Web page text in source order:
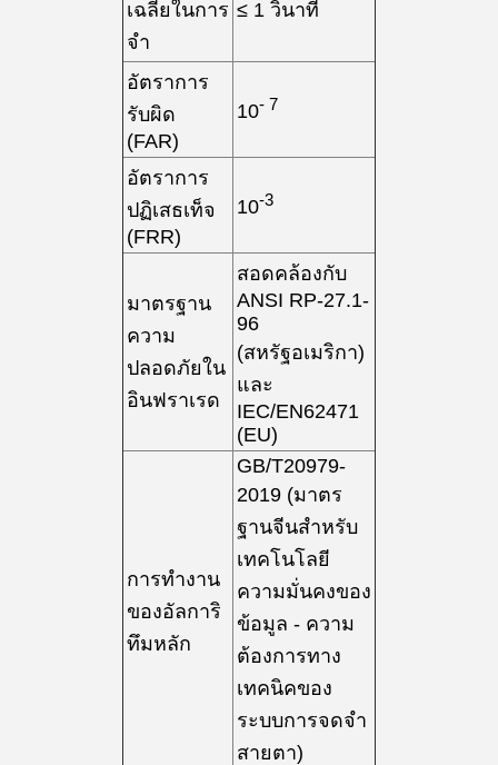
เฉลี่ยในการ
จํา
≤ 1 วินาที
อัตราการ
รับผิด
(FAR)
10- 7
อัตราการ
ปฏิเสธเท็จ
(FRR)
10-3
มาตรฐาน
ความ
ปลอดภัยใน
อินฟราเรด
สอดคล้องกับ
ANSI RP-27.1-
96
(สหรัฐอเมริกา)
และ
IEC/EN62471
(EU)
การทํางาน
ของอัลการิ
ทึมหลัก
GB/T20979-
2019 (มาตร
ฐานจีนสําหรับ
เทคโนโลยี
ความมั่นคงของ
ข้อมูล - ความ
ต้องการทาง
เทคนิคของ
ระบบการจดจํา
สายตา)